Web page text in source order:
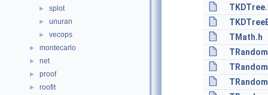
► splot
► unuran
► vecops
► montecarlo
► net
► proof
► roofit
TMath.h